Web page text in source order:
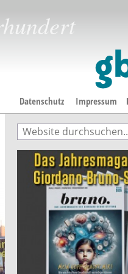
Datenschutz Impressum
Suchformular
Suche